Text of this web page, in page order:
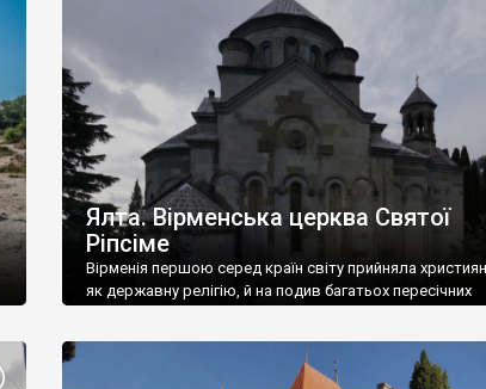
називаються «повстяками» (postaki)…” “Вино. Крим
виробляє відмінне вино і його вдосталь: воно все
легке біле і дуже […]
Ялта. Вірменська церква Святої
Ріпсіме
Вірменія першою серед країн світу прийняла
як державну релігію, й на подив багатьох пересічних